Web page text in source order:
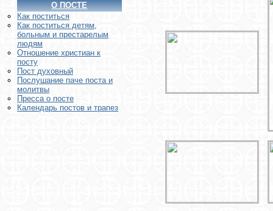
О ПОСТЕ
Как поститься
Как поститься детям,
больным и престарелым
людям
Отношение христиан к
посту
Пост духовный
Послушание паче поста и
молитвы
Пресса о посте
Календарь постов и трапез